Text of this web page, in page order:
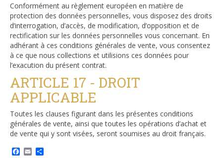
Conformément au règlement européen en matière de
protection des données personnelles, vous disposez des droits
d’interrogation, d’accès, de modification, d’opposition et de
rectification sur les données personnelles vous concernant. En
adhérant à ces conditions générales de vente, vous consentez
à ce que nous collections et utilisions ces données pour
l’exacution du présent contrat.
ARTICLE 17 - DROIT
APPLICABLE
Toutes les clauses figurant dans les présentes conditions
générales de vente, ainsi que toutes les opérations d’achat et
de vente qui y sont visées, seront soumises au droit français.
Facebook
Email